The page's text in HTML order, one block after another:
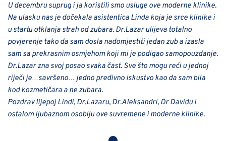
U decembru suprug i ja koristili smo usluge ove moderne klinike.
Na ulasku nas je dočekala asistentica Linda koja je srce klinike i
u startu otklanja strah od zubara. Dr.Lazar ulijeva totalno
povjerenje tako da sam dosla nadomjestiti jedan zub a izasla
sam sa prekrasnim osmjehom koji mi je podigao samopouzdanje.
Dr.Lazar zna svoj posao svaka čast. Sve što mogu reći u jednoj
riječi je…savršeno… jedno predivno iskustvo kao da sam bila
kod kozmetičara a ne zubara.
Pozdrav lijepoj Lindi, Dr.Lazaru, Dr.Aleksandri, Dr Davidu i
ostalom ljubaznom osoblju ove suvremene i moderne klinike.